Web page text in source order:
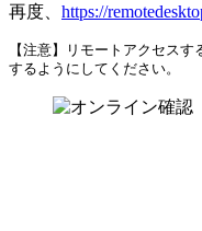
再度、 https://
【注意】リモートアクセス
するようにしてください。